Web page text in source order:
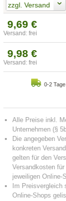
zzgl. Versand
9,69 €
Versand: frei
9,98 €
Versand: frei
0-2 Tage